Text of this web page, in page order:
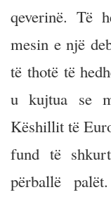
qeverinë. Të
mesin e një
të thotë të
u kujtua se
Këshillit të
fund të
përballë